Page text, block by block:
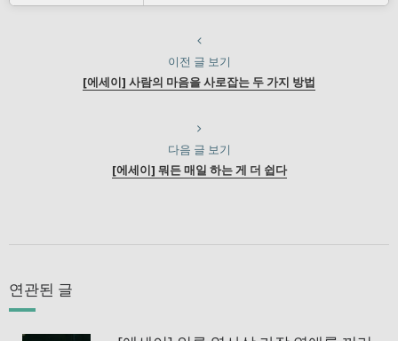
이전 글 보기
[에세이] 사람의 마음을 사로잡는 두 가지 방법
다음 글 보기
[에세이] 뭐든 매일 하는 게 더 쉽다
연관된 글